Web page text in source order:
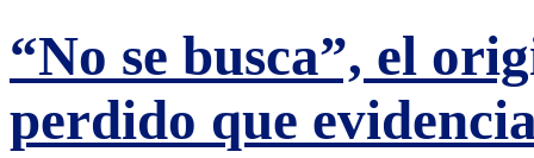
“No se busca”, el
perdido que